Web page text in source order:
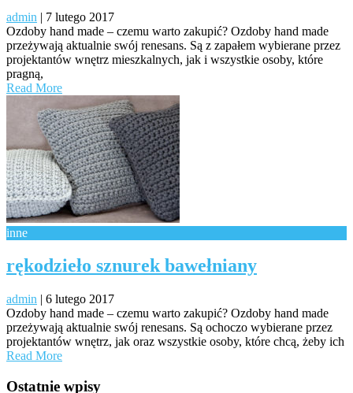
admin | 7 lutego 2017
Ozdoby hand made – czemu warto zakupić? Ozdoby hand made
przeżywają aktualnie swój renesans. Są z zapałem wybierane przez
projektantów wnętrz mieszkalnych, jak i wszystkie osoby, które
pragną,
Read More
inne
rękodzieło sznurek bawełniany
admin | 6 lutego 2017
Ozdoby hand made – czemu warto zakupić? Ozdoby hand made
przeżywają aktualnie swój renesans. Są ochoczo wybierane przez
projektantów wnętrz, jak oraz wszystkie osoby, które chcą, żeby ich
Read More
Ostatnie wpisy